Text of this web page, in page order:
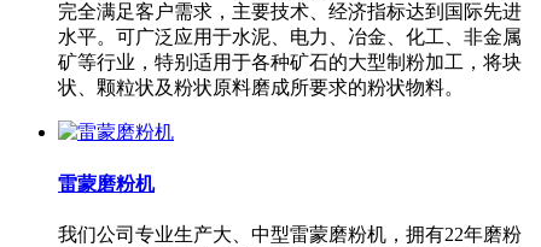
完全满足客户需求，主要技术、经济指标达到国际先进
水平。可广泛应用于水泥、电力、冶金、化工、非金属
矿等行业，特别适用于各种矿石的大型制粉加工，将块
状、颗粒状及粉状原料磨成所要求的粉状物料。
雷蒙磨粉机
我们公司专业生产大、中型雷蒙磨粉机，拥有22年磨粉